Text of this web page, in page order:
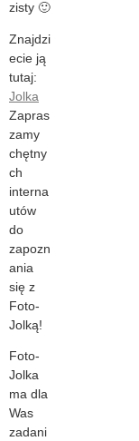
zisty 🙂
Znajdzi
ecie ją
tutaj:
Jolka
Zapras
zamy
chętny
ch
interna
utów
do
zapozn
ania
się z
Foto-
Jolką!
Foto-
Jolka
ma dla
Was
zadani